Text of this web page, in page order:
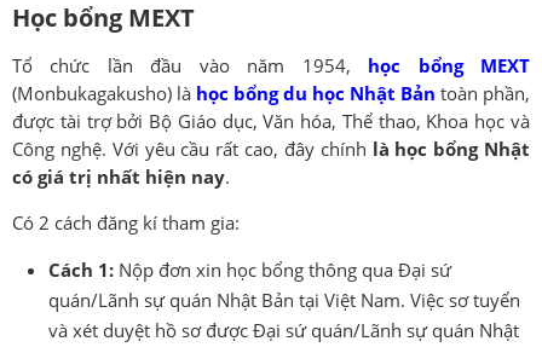
Học bổng MEXT
Tổ chức lần đầu vào năm 1954, học bổng MEXT
(Monbukagakusho) là học bổng du học Nhật Bản toàn phần,
được tài trợ bởi Bộ Giáo dục, Văn hóa, Thể thao, Khoa học và
Công nghệ. Với yêu cầu rất cao, đây chính là học bổng Nhật
có giá trị nhất hiện nay.
Có 2 cách đăng kí tham gia:
Cách 1: Nộp đơn xin học bổng thông qua Đại sứ
quán/Lãnh sự quán Nhật Bản tại Việt Nam. Việc sơ tuyển
và xét duyệt hồ sơ được Đại sứ quán/Lãnh sự quán Nhật